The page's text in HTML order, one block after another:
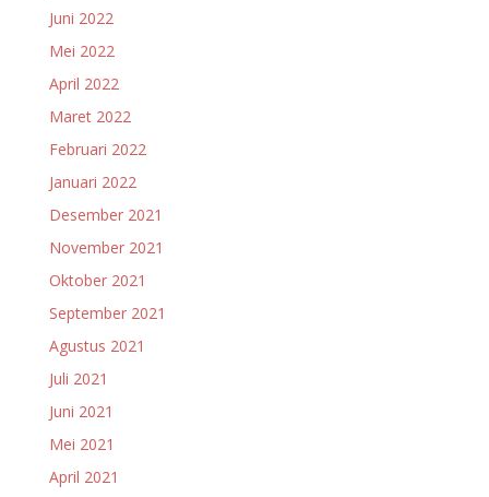
Juni 2022
Mei 2022
April 2022
Maret 2022
Februari 2022
Januari 2022
Desember 2021
November 2021
Oktober 2021
September 2021
Agustus 2021
Juli 2021
Juni 2021
Mei 2021
April 2021